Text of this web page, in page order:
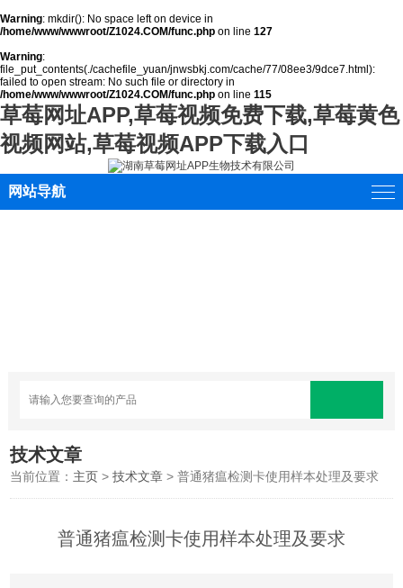
Warning: mkdir(): No space left on device in
/home/www/wwwroot/Z1024.COM/func.php on line 127
Warning:
file_put_contents(./cachefile_yuan/jnwsbkj.com/cache/77/08ee3/9dce7.html):
failed to open stream: No such file or directory in
/home/www/wwwroot/Z1024.COM/func.php on line 115
草莓网址APP,草莓视频免费下载,草莓黄色
视频网站,草莓视频APP下载入口
网站导航
技术文章
当前位置： 主页 >技术文章 > 普通猪瘟检测卡使用样本处理及要求
普通猪瘟检测卡使用样本处理及要求